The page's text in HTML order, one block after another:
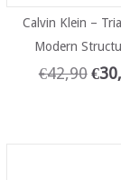
Calvin Klein –
Modern
€42,90 €